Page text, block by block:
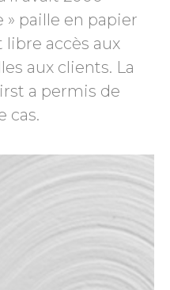
» paille en papier
libre accès aux
aux clients. La
a permis de
cas.